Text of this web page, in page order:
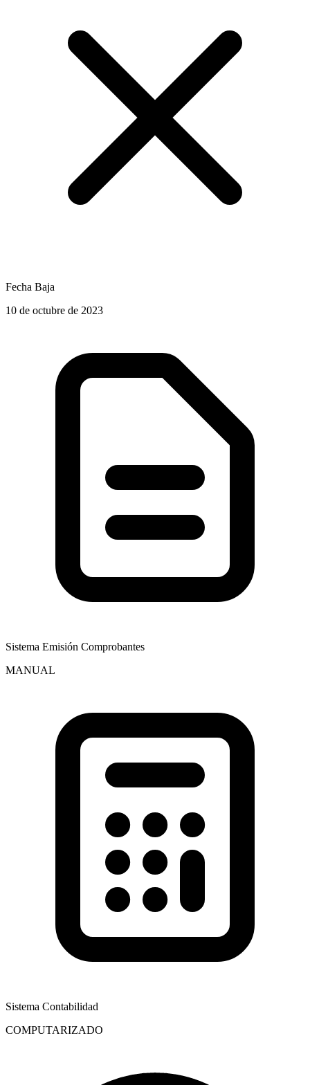
Fecha Baja
10 de octubre de 2023
Sistema Emisión Comprobantes
MANUAL
Sistema Contabilidad
COMPUTARIZADO